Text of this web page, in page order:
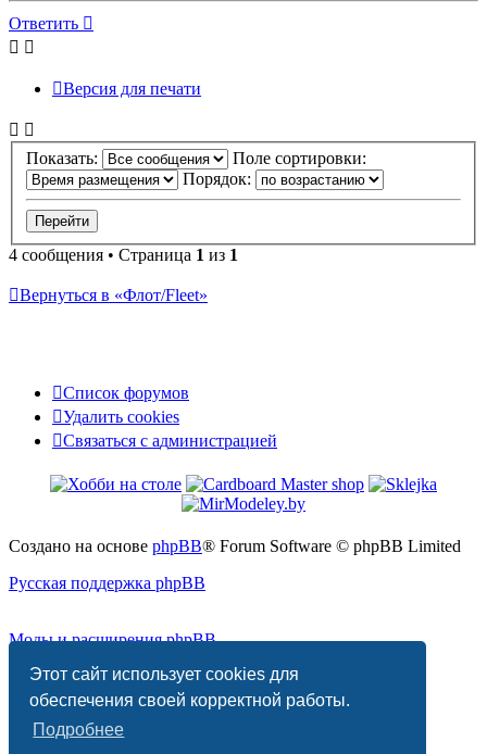
Этот сайт использует cookies для
обеспечения своей корректной работы.
Подробнее
началу
Ответить
Ответить
Версия для печати
Показать:
Поле сортировки:
Порядок:
4 сообщения • Страница 1 из 1
Вернуться в «Флот/Fleet»
Список форумов
Удалить cookies
Связаться
администрацией
Связаться с администрацией
Создано на основе phpBB® Forum Software © phpBB Limited
Русская поддержка phpBB
Моды и расширения phpBB
Конфиденциальность |Правила